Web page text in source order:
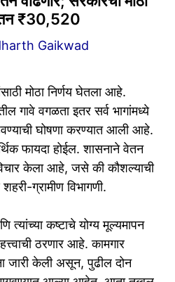
₹30,520
Gaikwad
मोठा निर्णय घेतला आहे.
गावे वगळता इतर सर्व भागांमध्ये
घोषणा करण्यात आली आहे.
फायदा होईल. शासनाने वेतन
केला आहे, जसे की कौशल्याची
ग्रामीण विभागणी.
त्यांच्या कष्टाचे योग्य मूल्यमापन
ठरणार आहे. कामगार
जारी केली असून, पुढील दोन